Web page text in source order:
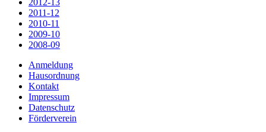
2011-12
2010-11
2009-10
2008-09
Anmeldung
Hausordnung
Kontakt
Impressum
Datenschutz
Förderverein